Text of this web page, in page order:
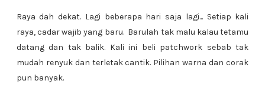
Raya dah dekat. Lagi beberapa hari saja lagi... Setiap kali
raya, cadar wajib yang baru. Barulah tak malu kalau tetamu
datang dan tak balik. Kali ini beli patchwork sebab tak
mudah renyuk dan terletak cantik. Pilihan warna dan corak
pun banyak.